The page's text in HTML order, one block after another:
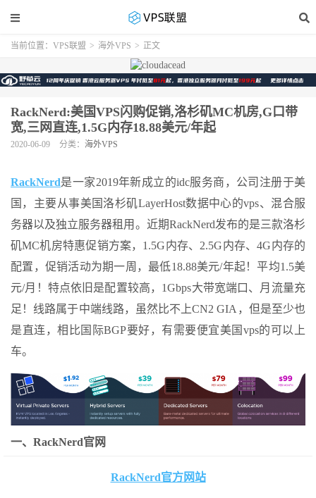
当前位置： VPS联盟 > 海外VPS > 正文
RackNerd:美国VPS闪购促销,洛杉矶MC机房,G口带
宽,三网直连,1.5G内存18.88美元/年起
2020-06-09 分类： 海外VPS
RackNerd是一家2019年新成立的idc服务商，公司注册于美
国，主要从事美国洛杉矶LayerHost数据中心的vps、混合服
务器以及独立服务器租用。近期RackNerd发布的是三款洛杉
矶MC机房特惠促销方案，1.5G内存、2.5G内存、4G内存的
配置，促销活动为期一周，最低18.88美元/年起！平均1.5美
元/月！特点依旧是配置较高，1Gbps大带宽端口、月流量充
足！线路属于中端线路，虽然比不上CN2 GIA，但是至少也
是直连，相比国际BGP要好，有需要便宜美国vps的可以上
车。
一、RackNerd官网
RackNerd官方网站